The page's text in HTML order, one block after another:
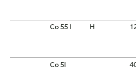
Co 55 l H
Co 5l